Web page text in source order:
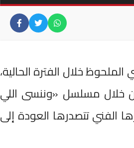
خلال الفترة الحالية،
الذي حققته في موسم رمضان 2026 من خلال مسلسل «وننسى اللي
الفني تتصدرها العودة إلى